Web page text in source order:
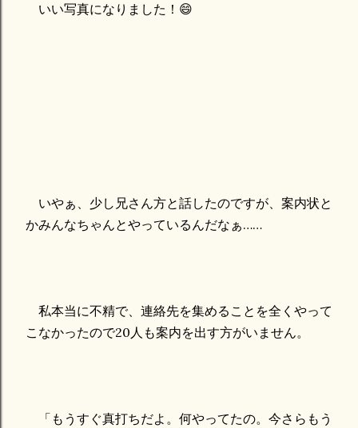
いい写真になりました！😄
いやぁ、少し兄さん方と話したのですが、案内状と
かみんなちゃんとやっているんだなぁ……
私本当に不精で、連絡先を集めることを全くやって
こなかったので20人も案内を出す方がいません。
「もうすぐ真打ちだよ。何やってたの。今さらもう